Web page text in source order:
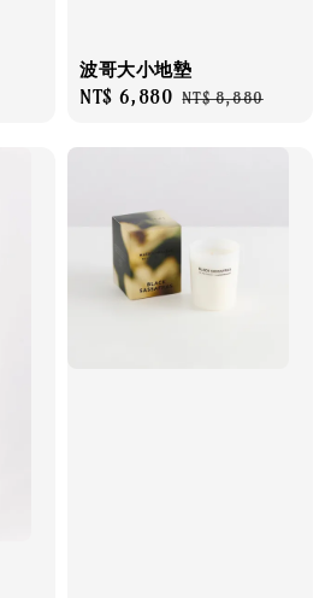
波哥大小地墊
Sale
NT$ 6,880 Regular
NT$ 8,880